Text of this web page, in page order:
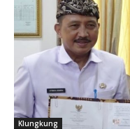
Klungkung